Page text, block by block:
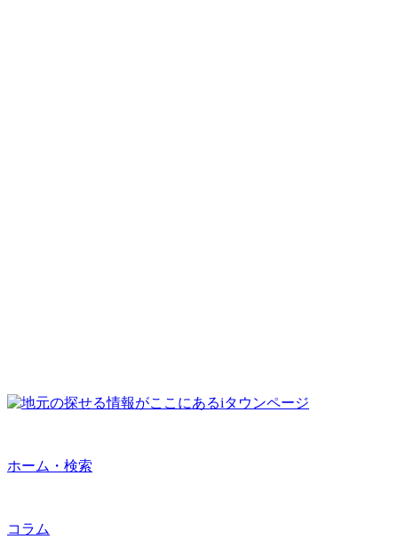
ホーム・検索
コラム